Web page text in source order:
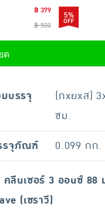
฿ 379
฿ 500
5%
ด
บรรจุ
(กxยxส)
ซม.
รจุภัณฑ์
0.099 กก.
คลีนเซอร์ 3 ออนซ์ 88
(เซราวี)